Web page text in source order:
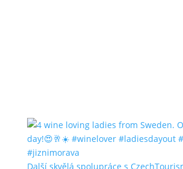
Další skvělá spolupráce s